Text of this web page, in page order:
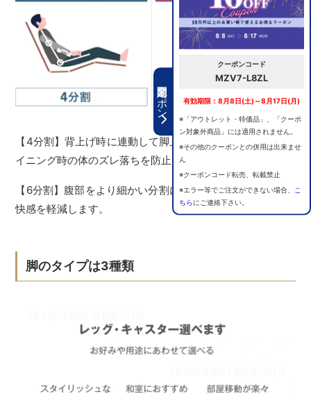
期間限定クーポン
クーポンコード
MZV7-L8ZL
有効期限：8月8日(土)～8月17日(月)
※「アウトレット・特価品」、「クーポ
ン対象外商品」には適用されません。
※その他のクーポンとの併用は出来ませ
ん
※クーポンコード転売、転載禁止
※エラー等でご注文ができない場合、
こ
ちらにご連絡下さい。
【4分割】背上げ時に連動して脚上げを行うことで、リクラ
イニング時の体のズレ落ちを防止します。
【6分割】腹部をより細かい分割にすることで圧迫による不
快感を軽減します。
脚のタイプは3種類